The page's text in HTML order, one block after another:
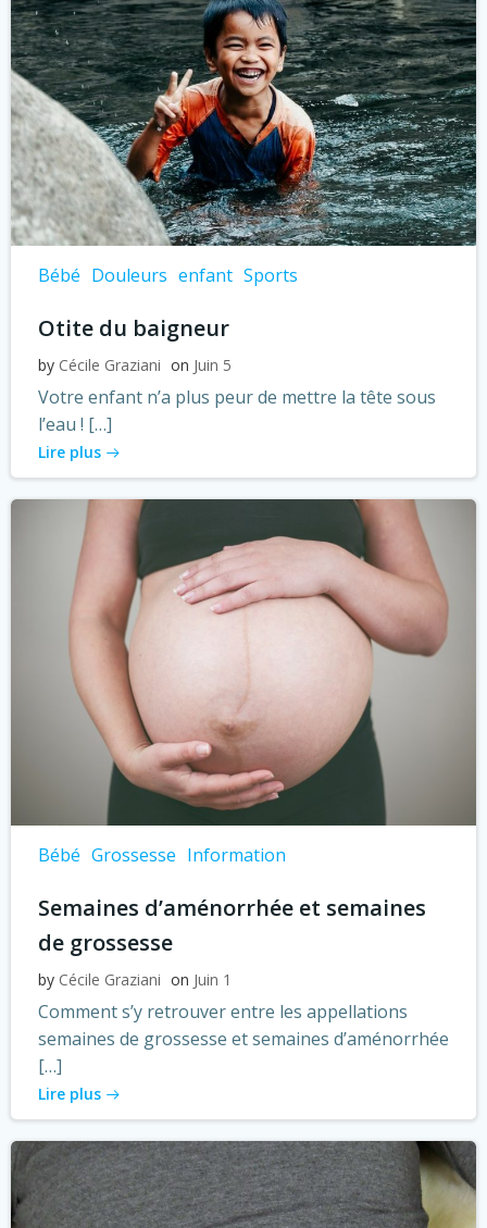
Bébé Douleurs enfant Sports
Otite du baigneur
by Cécile Graziani on Juin 5
Votre enfant n’a plus peur de mettre la tête sous
l’eau ! […]
Lire plus
Bébé Grossesse Information
Semaines d’aménorrhée et semaines
de grossesse
by Cécile Graziani on Juin 1
Comment s’y retrouver entre les appellations
semaines de grossesse et semaines d’aménorrhée
[…]
Lire plus